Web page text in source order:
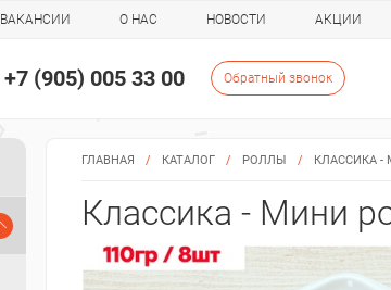
ВАКАНСИИ О НАС НОВОСТИ АКЦИИ
+7 (905) 005 33 00 Обратный звонок
ГЛАВНАЯ / КАТАЛОГ / РОЛЛЫ / КЛАССИКА
Классика - Мини